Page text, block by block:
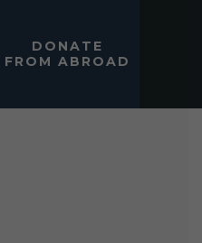
DONATE
FROM ABROAD